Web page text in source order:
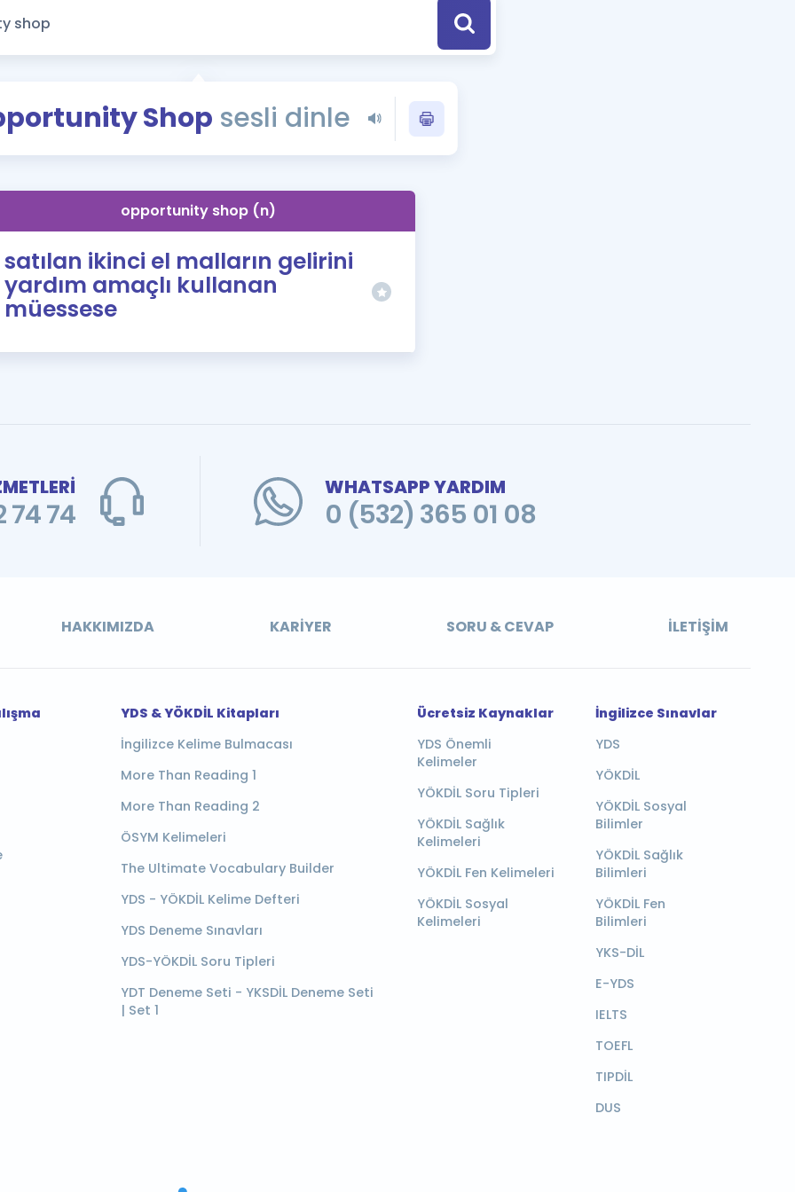
Eğitim ve Kitaplara Özel Fırsatlar
YDS - YÖKDİL Tüm Sınavlarla İlgili Haberler
İngilizce Gramer
İngilizce Gramer ve Konu Anlatımı
Shop sesli dinle
opportunity shop (n)
satılan ikinci el malların gelirini
yardım amaçlı kullanan
müessese
74
WHATSAPP YARDIM
0 (532) 365 01 08
HAKKIMIZDA KARIYER SORU & CEVAP İLETIŞIM
YDS & YÖKDİL Kitapları
İngilizce Kelime Bulmacası
More Than Reading 1
More Than Reading 2
ÖSYM Kelimeleri
The Ultimate Vocabulary Builder
YDS - YÖKDİL Kelime Defteri
YDS Deneme Sınavları
YDS-YÖKDİL Soru Tipleri
YDT Deneme Seti - YKSDİL Deneme Seti
| Set 1
Ücretsiz Kaynaklar
YDS Önemli
Kelimeler
YÖKDİL Soru Tipleri
YÖKDİL Sağlık
Kelimeleri
YÖKDİL Fen Kelimeleri
YÖKDİL Sosyal
Kelimeleri
İngilizce Sınavlar
YDS
YÖKDİL
YÖKDİL Sosyal
Bilimler
YÖKDİL Sağlık
Bilimleri
YÖKDİL Fen
Bilimleri
YKS-DİL
E-YDS
IELTS
TOEFL
TIPDİL
DUS